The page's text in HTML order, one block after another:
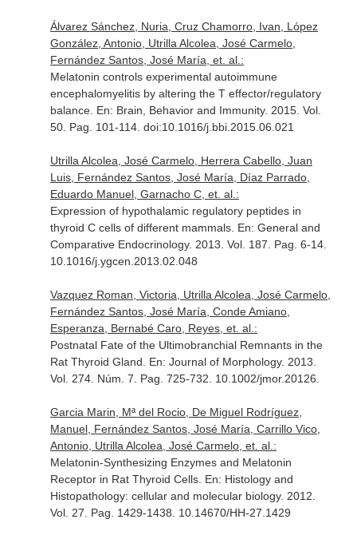
Álvarez Sánchez, Nuria, Cruz Chamorro, Ivan, López
González, Antonio, Utrilla Alcolea, José Carmelo,
Fernández Santos, José María, et. al.:
Melatonin controls experimental autoimmune
encephalomyelitis by altering the T effector/regulatory
balance. En: Brain, Behavior and Immunity. 2015. Vol.
50. Pag. 101-114. doi:10.1016/j.bbi.2015.06.021
Utrilla Alcolea, José Carmelo, Herrera Cabello, Juan
Luis, Fernández Santos, José María, Díaz Parrado,
Eduardo Manuel, Garnacho C, et. al.:
Expression of hypothalamic regulatory peptides in
thyroid C cells of different mammals. En: General and
Comparative Endocrinology. 2013. Vol. 187. Pag. 6-14.
10.1016/j.ygcen.2013.02.048
Vazquez Roman, Victoria, Utrilla Alcolea, José Carmelo,
Fernández Santos, José María, Conde Amiano,
Esperanza, Bernabé Caro, Reyes, et. al.:
Postnatal Fate of the Ultimobranchial Remnants in the
Rat Thyroid Gland. En: Journal of Morphology. 2013.
Vol. 274. Núm. 7. Pag. 725-732. 10.1002/jmor.20126.
Garcia Marin, Mª del Rocio, De Miguel Rodríguez,
Manuel, Fernández Santos, José María, Carrillo Vico,
Antonio, Utrilla Alcolea, José Carmelo, et. al.:
Melatonin-Synthesizing Enzymes and Melatonin
Receptor in Rat Thyroid Cells. En: Histology and
Histopathology: cellular and molecular biology. 2012.
Vol. 27. Pag. 1429-1438. 10.14670/HH-27.1429